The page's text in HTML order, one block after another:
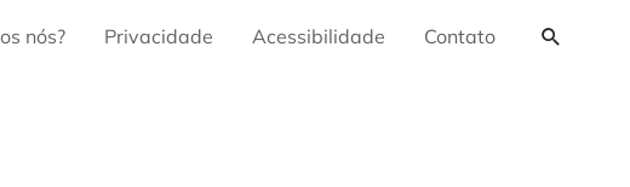
nós? Privacidade Acessibilidade Contato